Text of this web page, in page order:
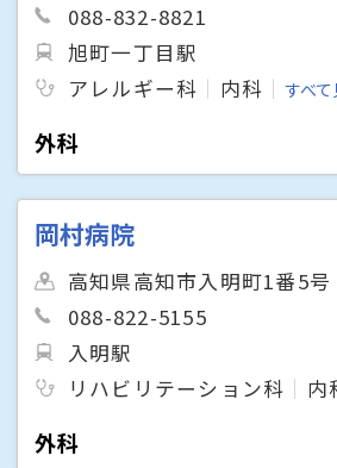
088-832-8821
旭町一丁目駅
アレルギー科
内科 すべて
外科
岡村病院
高知県高知市入明町1番5号
088-822-5155
入明駅
リハビリテーション科
内
外科